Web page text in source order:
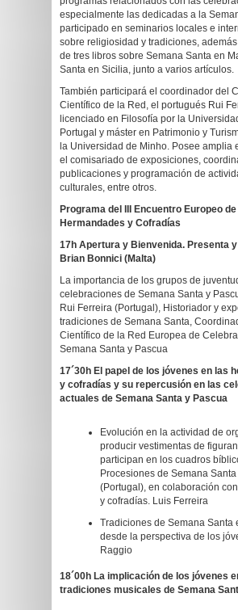
especialmente las dedicadas a la
participado en seminarios locales e
sobre religiosidad y tradiciones,
de tres libros sobre Semana Santa en
Santa en Sicilia, junto a varios artículos.
También participará el coordinador del
Científico de la Red, el portugués Rui
licenciado en Filosofía por la
Portugal y máster en Patrimonio y
la Universidad de Minho. Posee amplia
el comisariado de exposiciones,
publicaciones y programación de
culturales, entre otros.
Programa del III Encuentro Europeo de
Hermandades y Cofradías
17h Apertura y Bienvenida. Presenta
Brian Bonnici (Malta)
La importancia de los grupos de
celebraciones de Semana Santa y
Rui Ferreira (Portugal), Historiador y
tradiciones de Semana Santa,
Científico de la Red Europea de
Semana Santa y Pascua
17´30h El papel de los jóvenes en las
y cofradías y su repercusión en las
actuales de Semana Santa y Pascua
Evolución en la actividad de
producir vestimentas de
participan en los cuadros
Procesiones de Semana
(Portugal), en colaboración
y cofradías. Luis Ferreira
Tradiciones de Semana Santa
desde la perspectiva de los
Raggio
18´00h La implicación de los jóvenes
tradiciones musicales de Semana